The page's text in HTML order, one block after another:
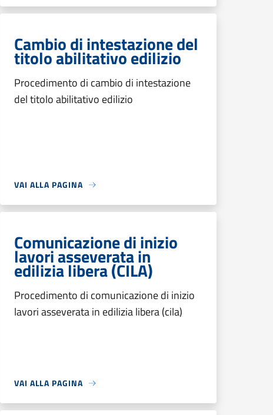
Cambio di intestazione del
titolo abilitativo edilizio
Procedimento di cambio di intestazione
del titolo abilitativo edilizio
VAI ALLA PAGINA
Comunicazione di inizio
lavori asseverata in
edilizia libera (CILA)
Procedimento di comunicazione di inizio
lavori asseverata in edilizia libera (cila)
VAI ALLA PAGINA